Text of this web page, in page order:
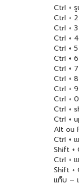
Ctrl +
Ctrl +
Ctrl +
Ctrl +
Ctrl +
Ctrl +
Ctrl +
Ctrl +
Ctrl +
Ctrl +
Ctrl +
Ctrl +
Alt ou
Ctrl +
Shift +
Ctrl +
Shift +
แท็บ –